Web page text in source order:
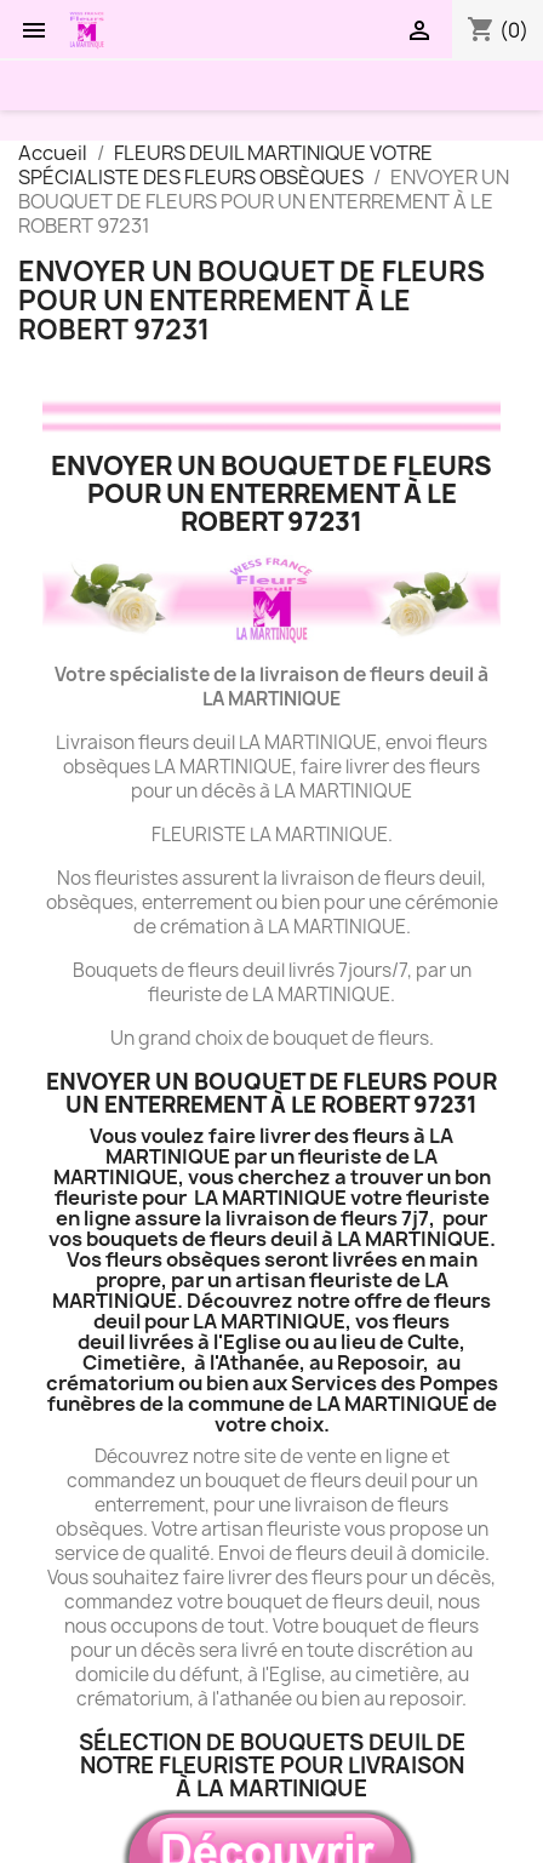
 shopping_cart (0)

Accueil
FLEURS DEUIL MARTINIQUE VOTRE
SPÉCIALISTE DES FLEURS OBSÈQUES
ENVOYER UN
BOUQUET DE FLEURS POUR UN ENTERREMENT À LE
ROBERT 97231
ENVOYER UN BOUQUET DE FLEURS
POUR UN ENTERREMENT À LE
ROBERT 97231
ENVOYER UN BOUQUET DE FLEURS
POUR UN ENTERREMENT À LE
ROBERT 97231
Votre spécialiste de la livraison de fleurs deuil à
LA MARTINIQUE
Livraison fleurs deuil LA MARTINIQUE, envoi fleurs
obsèques LA MARTINIQUE, faire livrer des fleurs
pour un décès à LA MARTINIQUE
FLEURISTE LA MARTINIQUE.
Nos fleuristes assurent la livraison de fleurs deuil,
obsèques, enterrement ou bien pour une cérémonie
de crémation à LA MARTINIQUE.
Bouquets de fleurs deuil livrés 7jours/7, par un
fleuriste de LA MARTINIQUE.
Un grand choix de bouquet de fleurs.
ENVOYER UN BOUQUET DE FLEURS POUR
UN ENTERREMENT À LE ROBERT 97231
Vous voulez faire livrer des fleurs à LA
MARTINIQUE par un fleuriste de LA
MARTINIQUE, vous cherchez a trouver un bon
fleuriste pour LA MARTINIQUE votre fleuriste
en ligne assure la livraison de fleurs 7j7, pour
vos bouquets de fleurs deuil à LA MARTINIQUE.
Vos fleurs obsèques seront livrées en main
propre, par un artisan fleuriste de LA
MARTINIQUE. Découvrez notre offre de fleurs
deuil pour LA MARTINIQUE, vos fleurs
deuil livrées à l'Eglise ou au lieu de Culte,
Cimetière, à l'Athanée, au Reposoir, au
crématorium ou bien aux Services des Pompes
funèbres de la commune de LA MARTINIQUE de
votre choix.
Découvrez notre site de vente en ligne et
commandez un bouquet de fleurs deuil pour un
enterrement, pour une livraison de fleurs
obsèques. Votre artisan fleuriste vous propose un
service de qualité. Envoi de fleurs deuil à domicile.
Vous souhaitez faire livrer des fleurs pour un décès,
commandez votre bouquet de fleurs deuil, nous
nous occupons de tout. Votre bouquet de fleurs
pour un décès sera livré en toute discrétion au
domicile du défunt, à l'Eglise, au cimetière, au
crématorium, à l'athanée ou bien au reposoir.
SÉLECTION DE BOUQUETS DEUIL DE
NOTRE FLEURISTE POUR LIVRAISON
À LA MARTINIQUE